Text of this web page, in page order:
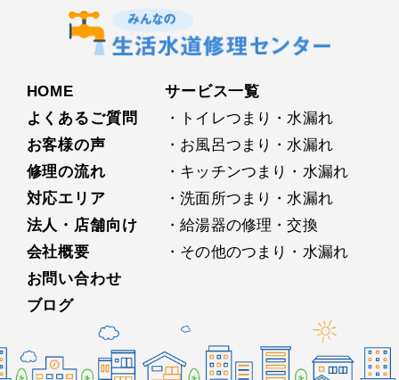
HOME
よくあるご質問
お客様の声
修理の流れ
対応エリア
法人・店舗向け
会社概要
お問い合わせ
ブログ
サービス⼀覧
・トイレつまり・水漏れ
・お⾵呂つまり・水漏れ
・キッチンつまり・水漏れ
・洗⾯所つまり・水漏れ
・給湯器の修理・交換
・その他のつまり・水漏れ